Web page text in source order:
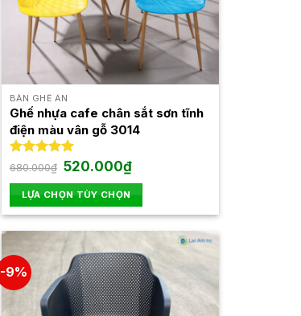
BÀN GHẾ ĂN
Ghế nhựa cafe chân sắt sơn tĩnh
điện màu vân gỗ 3014
Được xếp
5.00
5 sao
680.000₫ Giá
gốc
là:
680.000₫.
520.000₫Giá
hiện
tại
là:
520.000₫.
LỰA CHỌN TÙY CHỌN
Sản
phẩm
này
có
nhiều
biến
-9%